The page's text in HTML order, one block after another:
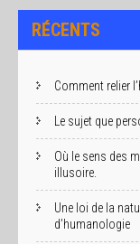
RÉCENTS
Comment relier
Le sujet que
Où le sens des
illusoire.
Une loi de la
d’humanologie